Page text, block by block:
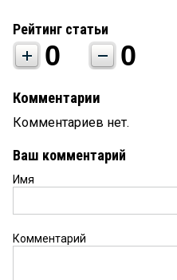
Рейтинг статьи
0 0
Комментарии
Комментариев нет.
Ваш комментарий
Имя
Комментарий